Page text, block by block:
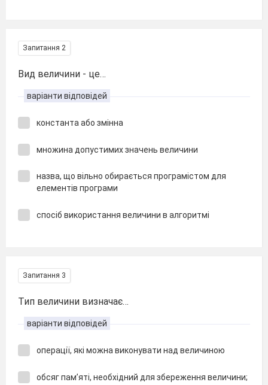
Запитання 2
Вид величини - це…
варіанти відповідей
константа або змінна
множина допустимих значень величини
назва, що вільно обирається програмістом для
елементів програми
спосіб використання величини в алгоритмі
Запитання 3
Тип величини визначає…
варіанти відповідей
операції, які можна виконувати над величиною
обсяг пам’яті, необхідний для збереження величини;